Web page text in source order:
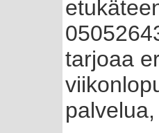
tarjoaa